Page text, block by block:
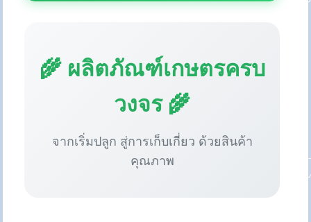
🌾 ผลิตภัณฑ์เกษตรครบ
วงจร 🌾
จากเริ่มปลูก สู่การเก็บเกี่ยว ด้วยสินค้า
คุณภาพ